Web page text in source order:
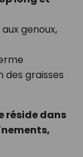
genoux,
des graisses
réside dans